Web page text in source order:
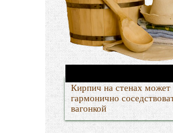
Кирпич на стенах может
гармонично
вагонкой